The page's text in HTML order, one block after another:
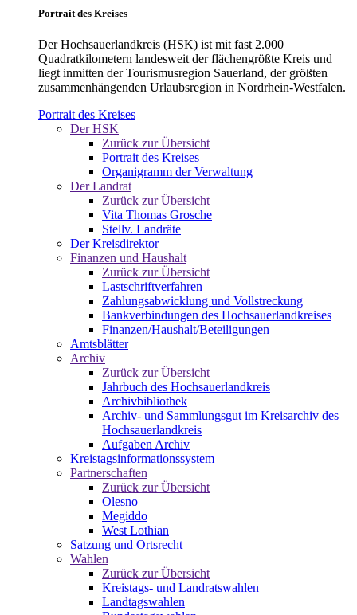
Portrait des Kreises
Der Hochsauerlandkreis (HSK) ist mit fast 2.000
Quadratkilometern landesweit der flächengrößte Kreis und
liegt inmitten der Tourismusregion Sauerland, der größten
zusammenhängenden Urlaubsregion in Nordrhein-Westfalen.
Portrait des Kreises
Der HSK
Zurück zur Übersicht
Portrait des Kreises
Organigramm der Verwaltung
Der Landrat
Zurück zur Übersicht
Vita Thomas Grosche
Stellv. Landräte
Der Kreisdirektor
Finanzen und Haushalt
Zurück zur Übersicht
Lastschriftverfahren
Zahlungsabwicklung und Vollstreckung
Bankverbindungen des Hochsauerlandkreises
Finanzen/Haushalt/Beteiligungen
Amtsblätter
Archiv
Zurück zur Übersicht
Jahrbuch des Hochsauerlandkreis
Archivbibliothek
Archiv- und Sammlungsgut im Kreisarchiv des
Hochsauerlandkreis
Aufgaben Archiv
Kreistagsinformationssystem
Partnerschaften
Zurück zur Übersicht
Olesno
Megiddo
West Lothian
Satzung und Ortsrecht
Wahlen
Zurück zur Übersicht
Kreistags- und Landratswahlen
Landtagswahlen